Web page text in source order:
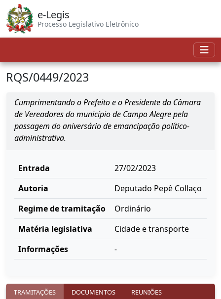
e-Legis
Processo Legislativo Eletrônico
RQS/0449/2023
Cumprimentando o Prefeito e o Presidente da Câmara
de Vereadores do município de Campo Alegre pela
passagem do aniversário de emancipação político-
administrativa.
Entrada
27/02/2023
Autoria
Deputado Pepê Collaço
Regime de tramitação
Ordinário
Matéria legislativa
Cidade e transporte
Informações
-
TRAMITAÇÕES DOCUMENTOS
REUNIÕES